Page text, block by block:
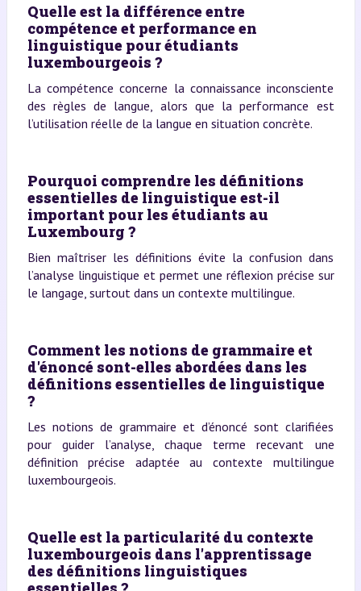
Quelle est la différence entre
compétence et performance en
linguistique pour étudiants
luxembourgeois ?
La compétence concerne la connaissance inconsciente
des règles de langue, alors que la performance est
l’utilisation réelle de la langue en situation concrète.
Pourquoi comprendre les définitions
essentielles de linguistique est-il
important pour les étudiants au
Luxembourg ?
Bien maîtriser les définitions évite la confusion dans
l’analyse linguistique et permet une réflexion précise sur
le langage, surtout dans un contexte multilingue.
Comment les notions de grammaire et
d'énoncé sont-elles abordées dans les
définitions essentielles de linguistique
?
Les notions de grammaire et d’énoncé sont clarifiées
pour guider l’analyse, chaque terme recevant une
définition précise adaptée au contexte multilingue
luxembourgeois.
Quelle est la particularité du contexte
luxembourgeois dans l'apprentissage
des définitions linguistiques